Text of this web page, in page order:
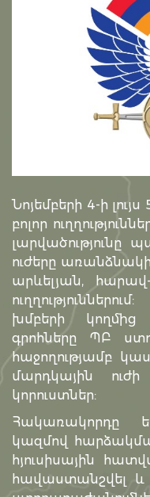
Նոյեմբերի 4-ի
բոլոր
լարվածությունը
ուժերը առանձնակի
արևելյան,
խմբերի
գրոհները ՊԲ
հաջողությամբ
մարդկային
կորուստներ:
Հակառակորդը
կազմով
հյուսիսային
հավաստանշվել և